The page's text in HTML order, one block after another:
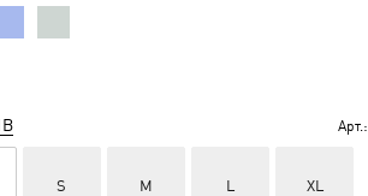
Арт.:
S M L XL